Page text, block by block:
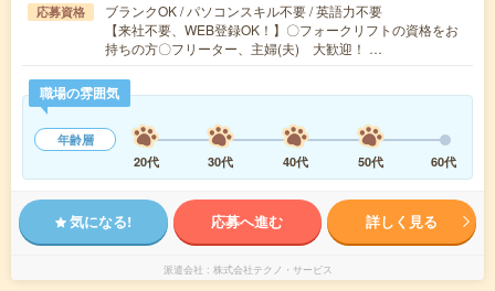
応募資格
ブランクOK / パソコンスキル不要 / 英語力不要
【来社不要、WEB登録OK！】〇フォークリフトの資格をお
持ちの方〇フリーター、主婦(夫) 大歓迎！ …
職場の雰囲気
年齢層
20代
30代 40代 50代 60代
気になる! 応募へ進む 詳しく見る
派遣会社 株式会社テクノ・サービス